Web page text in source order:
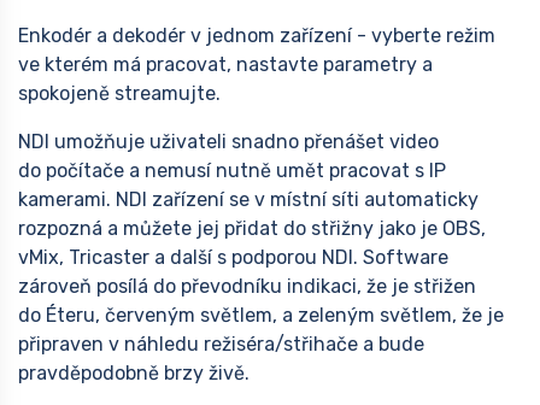
Enkodér a dekodér v jednom zařízení - vyberte režim
ve kterém má pracovat, nastavte parametry a
spokojeně streamujte.
NDI umožňuje uživateli snadno přenášet video
do počítače a nemusí nutně umět pracovat s IP
kamerami. NDI zařízení se v místní síti automaticky
rozpozná a můžete jej přidat do střižny jako je OBS,
vMix, Tricaster a další s podporou NDI. Software
zároveň posílá do převodníku indikaci, že je střižen
do Éteru, červeným světlem, a zeleným světlem, že je
připraven v náhledu režiséra/střihače a bude
pravděpodobně brzy živě.